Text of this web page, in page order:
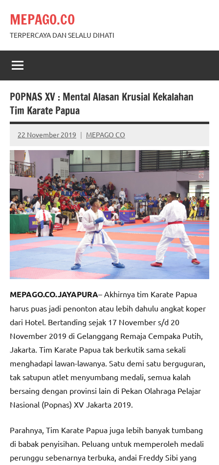
content
MEPAGO.CO
TERPERCAYA DAN SELALU DIHATI
POPNAS XV : Mental Alasan Krusial Kekalahan
Tim Karate Papua
22 November 2019 MEPAGO CO
No
comments
MEPAGO.CO.JAYAPURA– Akhirnya tim Karate Papua
harus puas jadi penonton atau lebih dahulu angkat koper
dari Hotel. Bertanding sejak 17 November s/d 20
November 2019 di Gelanggang Remaja Cempaka Putih,
Jakarta. Tim Karate Papua tak berkutik sama sekali
menghadapi lawan-lawanya. Satu demi satu berguguran,
tak satupun atlet menyumbang medali, semua kalah
bersaing dengan provinsi lain di Pekan Olahraga Pelajar
Nasional (Popnas) XV Jakarta 2019.
Parahnya, Tim Karate Papua juga lebih banyak tumbang
di babak penyisihan. Peluang untuk memperoleh medali
perunggu sebenarnya terbuka, andai Freddy Sibi yang